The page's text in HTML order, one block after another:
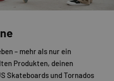
– mehr als nur ein
Produkten, deinen
Skateboards und Tornados